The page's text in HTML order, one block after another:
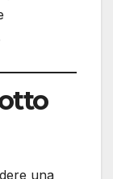
una